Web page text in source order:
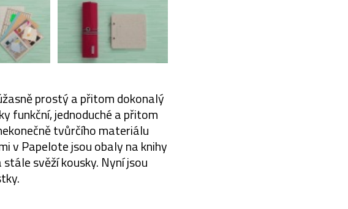
prostý a přitom dokonalý
funkční, jednoduché a přitom
tvůrčího materiálu
v Papelote jsou obaly na knihy
svěží kousky. Nyní jsou